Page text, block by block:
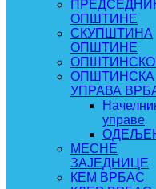
ОПШТИНЕ
СКУПШТИНА
ОПШТИНЕ
ОПШТИНСКА
УПРАВА
управе
МЕСНЕ
ЗАЈЕДНИЦЕ
КЕМ ВРБАС